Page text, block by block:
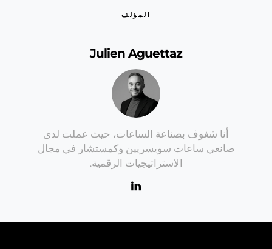
المؤلف
Julien Aguettaz
أنا شغوف بصناعة الساعات، حيث عملت لدى
صانعي ساعات سويسريين وكمستشار في مجال
الاستراتيجيات الرقمية.